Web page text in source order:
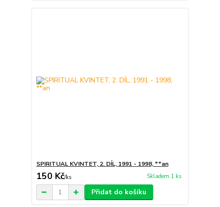
SPIRITUAL KVINTET, 2. DÍL, 1991 - 1998, **an
150 Kč/ks Skladem 1 ks
Přidat do košíku